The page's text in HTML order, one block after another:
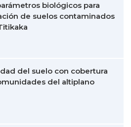
biológicos para
de suelos contaminados
del suelo con cobertura
del altiplano